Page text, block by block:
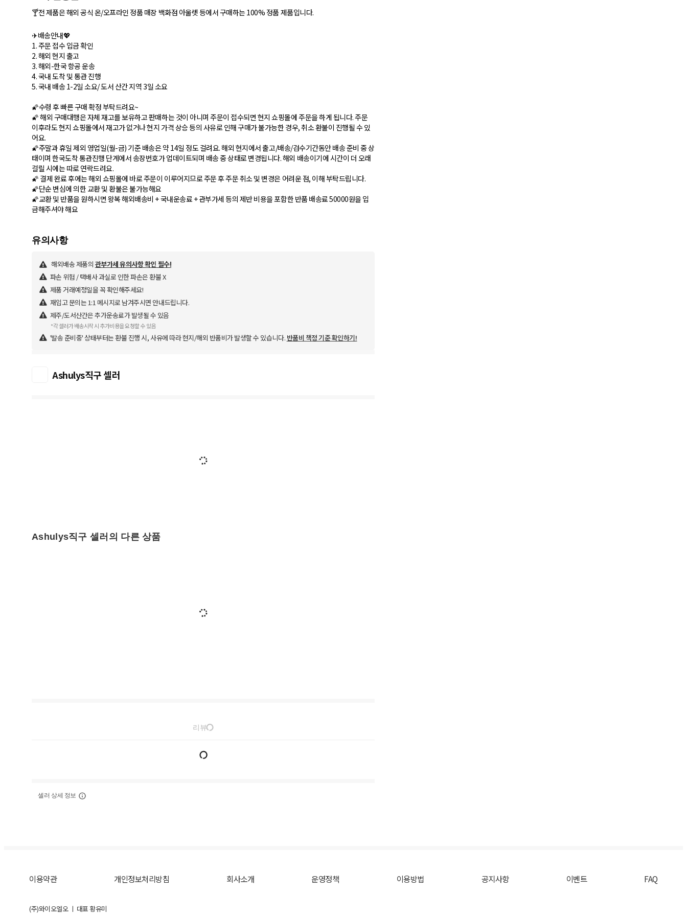
🍸전 제품은 해외 공식 온/오프라인 정품 매장 백화점 아울렛 등에서 구매하는 100% 정품 제품입니다.
✈배송안내💖
1. 주문 접수 입금 확인
2. 해외 현지 출고
3. 해외-한국 항공 운송
4. 국내 도착 및 통관 진행
5. 국내 배송 1-2일 소요/ 도서 산간 지역 3일 소요
🌠수령 후 빠른 구매 확정 부탁드려요~
🌠 해외 구매대행은 자체 재고를 보유하고 판매하는 것이 아니며 주문이 접수되면 현지 쇼핑몰에 주문을 하게 됩니다. 주문
이후라도 현지 쇼핑몰에서 재고가 없거나 현지 가격 상승 등의 사유로 인해 구매가 불가능한 경우, 취소 환불이 진행될 수 있
어요.
🌠주말과 휴일 제외 영업일(월-금) 기준 배송은 약 14일 정도 걸려요. 해외 현지에서 출고/배송/검수기간동안 배송 준비 중 상
태이며 한국도착 통관진행 단계에서 송장번호가 업데이트되며 배송 중 상태로 변경됩니다. 해외 배송이기에 시간이 더 오래
걸릴 시에는 따로 연락드려요.
🌠 결제 완료 후에는 해외 쇼핑몰에 바로 주문이 이루어지므로 주문 후 주문 취소 및 변경은 어려운 점, 이해 부탁드립니다.
🌠단순 변심에 의한 교환 및 환불은 불가능해요
🌠교환 및 반품을 원하시면 왕복 해외배송비 + 국내운송료 + 관부가세 등의 제반 비용을 포함한 반품 배송료 50000원을 입
금해주셔야 해요
유의사항
해외배송 제품의 관부가세 유의사항 확인 필수!
파손 위험 / 택배사 과실로 인한 파손은 환불 X
제품 거래예정일을 꼭 확인해주세요!
재입고 문의는 1:1 메시지로 남겨주시면 안내드립니다.
제주/도서산간은 추가운송료가 발생될 수 있음
*각 셀러가 배송시작 시 추가비용을 요청할 수 있음
'발송 준비중' 상태부터는 환불 진행 시, 사유에 따라 현지/해외 반품비가 발생할 수 있습니다. 반품비 책정 기준 확인하기!
Ashulys직구 셀러
Ashulys직구 셀러의 다른 상품
리뷰
셀러 상세 정보
이용약관 개인정보처리방침 회사소개 운영정책 이용방법 공지사항 이벤트 FAQ
(주)와이오엘오 ㅣ 대표 황유미